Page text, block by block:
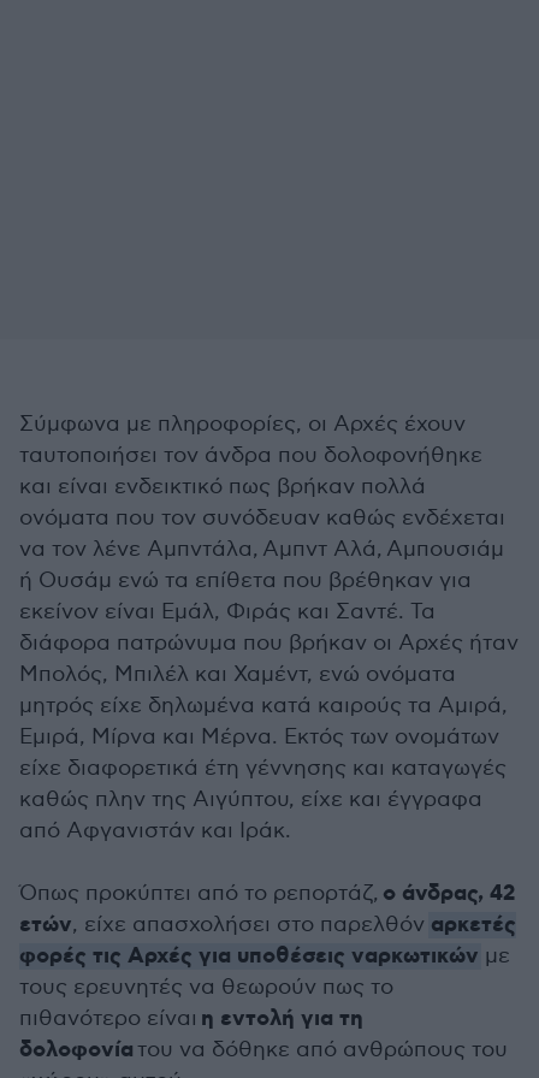
Σύμφωνα με πληροφορίες, οι Αρχές έχουν
ταυτοποιήσει τον άνδρα που δολοφονήθηκε
και είναι ενδεικτικό πως βρήκαν πολλά
ονόματα που τον συνόδευαν καθώς ενδέχεται
να τον λένε Αμπντάλα, Αμπντ Αλά, Αμπουσιάμ
ή Ουσάμ ενώ τα επίθετα που βρέθηκαν για
εκείνον είναι Εμάλ, Φιράς και Σαντέ. Τα
διάφορα πατρώνυμα που βρήκαν οι Αρχές ήταν
Μπολός, Μπιλέλ και Χαμέντ, ενώ ονόματα
μητρός είχε δηλωμένα κατά καιρούς τα Αμιρά,
Εμιρά, Μίρνα και Μέρνα. Εκτός των ονομάτων
είχε διαφορετικά έτη γέννησης και καταγωγές
καθώς πλην της Αιγύπτου, είχε και έγγραφα
από Αφγανιστάν και Ιράκ.
Όπως προκύπτει από το ρεπορτάζ, ο άνδρας, 42
ετών, είχε απασχολήσει στο παρελθόν αρκετές
φορές τις Αρχές για υποθέσεις ναρκωτικών με
τους ερευνητές να θεωρούν πως το
πιθανότερο είναι η εντολή για τη
δολοφονίατου να δόθηκε από ανθρώπους του